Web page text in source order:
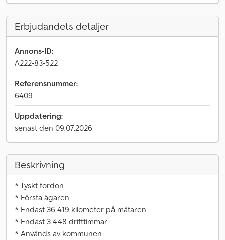
Erbjudandets detaljer
Annons-ID:
A222-83-522
Referensnummer:
6409
Uppdatering:
senast den 09.07.2026
Beskrivning
* Tyskt fordon
* Första ägaren
* Endast 36 419 kilometer på mätaren
* Endast 3 448 drifttimmar
* Används av kommunen